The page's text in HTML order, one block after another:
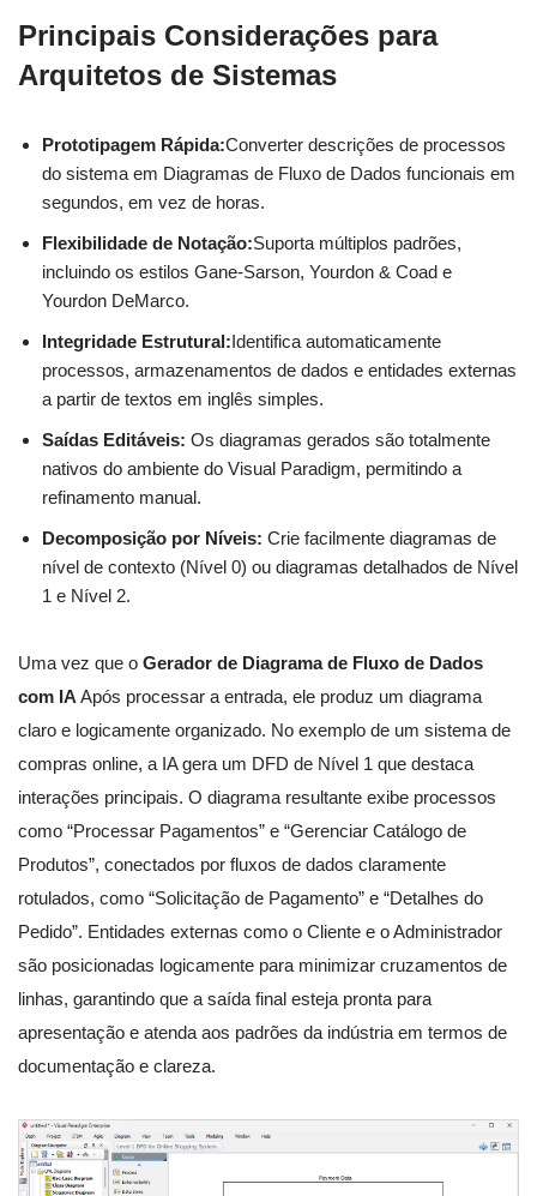
Principais Considerações para
Arquitetos de Sistemas
Prototipagem Rápida:Converter descrições de processos
do sistema em Diagramas de Fluxo de Dados funcionais em
segundos, em vez de horas.
Flexibilidade de Notação:Suporta múltiplos padrões,
incluindo os estilos Gane-Sarson, Yourdon & Coad e
Yourdon DeMarco.
Integridade Estrutural:Identifica automaticamente
processos, armazenamentos de dados e entidades externas
a partir de textos em inglês simples.
Saídas Editáveis: Os diagramas gerados são totalmente
nativos do ambiente do Visual Paradigm, permitindo a
refinamento manual.
Decomposição por Níveis: Crie facilmente diagramas de
nível de contexto (Nível 0) ou diagramas detalhados de Nível
1 e Nível 2.
Uma vez que o Gerador de Diagrama de Fluxo de Dados
com IA Após processar a entrada, ele produz um diagrama
claro e logicamente organizado. No exemplo de um sistema de
compras online, a IA gera um DFD de Nível 1 que destaca
interações principais. O diagrama resultante exibe processos
como “Processar Pagamentos” e “Gerenciar Catálogo de
Produtos”, conectados por fluxos de dados claramente
rotulados, como “Solicitação de Pagamento” e “Detalhes do
Pedido”. Entidades externas como o Cliente e o Administrador
são posicionadas logicamente para minimizar cruzamentos de
linhas, garantindo que a saída final esteja pronta para
apresentação e atenda aos padrões da indústria em termos de
documentação e clareza.